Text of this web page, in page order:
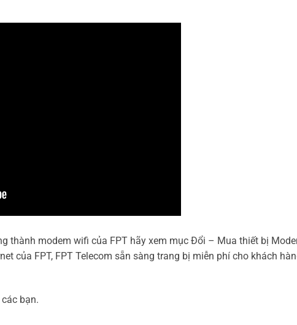
thành modem wifi của FPT hãy xem mục Đổi – Mua thiết bị
của FPT, FPT Telecom sẵn sàng trang bị miễn phí cho khách
bạn.